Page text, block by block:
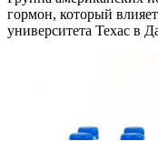
гормон, который
университета Техас в